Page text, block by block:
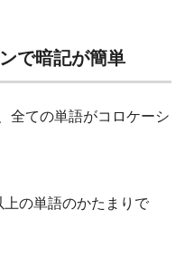
で暗記が簡単
全ての単語がコロケーシ
の単語のかたまりで